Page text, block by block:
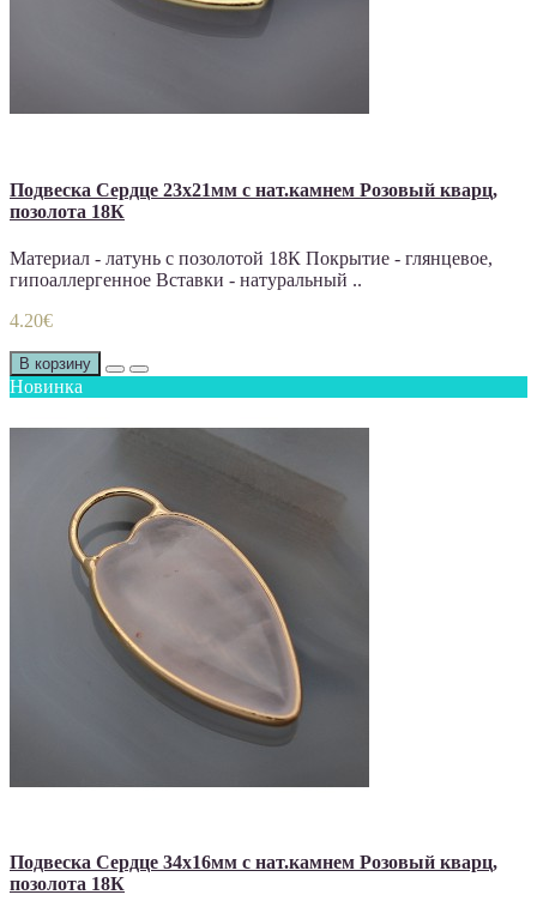
Подвеска Сердце 23х21мм с нат.камнем Розовый кварц,
позолота 18К
Материал - латунь с позолотой 18К Покрытие - глянцевое,
гипоаллергенное Вставки - натуральный ..
4.20€
В корзину
Новинка
Подвеска Сердце 34х16мм с нат.камнем Розовый кварц,
позолота 18К